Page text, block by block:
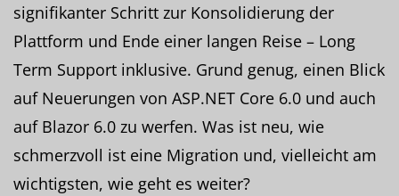
signifikanter Schritt zur Konsolidierung der
Plattform und Ende einer langen Reise – Long
Term Support inklusive. Grund genug, einen Blick
auf Neuerungen von ASP.NET Core 6.0 und auch
auf Blazor 6.0 zu werfen. Was ist neu, wie
schmerzvoll ist eine Migration und, vielleicht am
wichtigsten, wie geht es weiter?